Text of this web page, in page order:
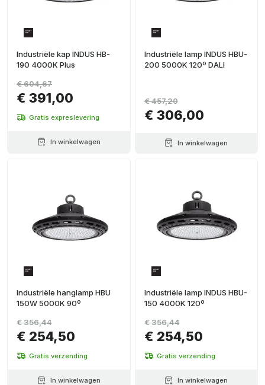
Industriële kap INDUS HB-
190 4000K Plus
€ 391,00
€ 604,67
Gratis expreslevering
In winkelwagen
Industriële lamp INDUS HBU-
200 5000K 120º DALI
€ 306,00
€ 457,20
In winkelwagen
Industriële hanglamp HBU
150W 5000K 90º
€ 254,50
€ 356,44
Gratis verzending
In winkelwagen
Industriële lamp INDUS HBU-
150 4000K 120º
€ 254,50
€ 356,44
Gratis verzending
In winkelwagen